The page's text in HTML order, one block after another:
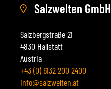
Salzwelten GmbH
Salzbergstraße 21
4830 Hallstatt
Austria
+43 (0) 6132 200 2400
info@salzwelten.at